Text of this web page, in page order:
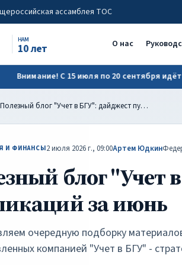
публикаций за июнь | ОАТОС
ассамблея ТОС
НАМ
10 лет О нас
С 15 июля по 20 сентября идёт
Полезный блог "Учет в БГУ": дайджест публикаций за июнь
И ФИНАНСЫ2 июля 2026 г., 09:00Артем Юдкин
блог "Учет
за июнь
очередную подборку
компанией "Учет в БГУ" -